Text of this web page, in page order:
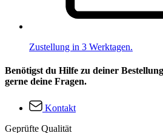
Zustellung in 3 Werktagen.
Benötigst du Hilfe zu deiner
gerne deine Fragen.
Kontakt
Geprüfte Qualität